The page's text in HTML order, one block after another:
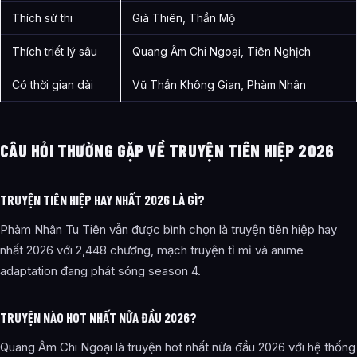
Thích sử thi Già Thiên, Thần Mộ
Thích triết lý sâu Quang Âm Chi Ngoại, Tiên Nghịch
Có thời gian dài Vũ Thần Không Gian, Phàm Nhân
CÂU HỎI THƯỜNG GẶP VỀ TRUYỆN TIÊN HIỆP 2026
TRUYỆN TIÊN HIỆP HAY NHẤT 2026 LÀ GÌ?
Phàm Nhân Tu Tiên vẫn được bình chọn là truyện tiên hiệp hay
nhất 2026 với 2,448 chương, mạch truyện tỉ mỉ và anime
adaptation đang phát sóng season 4.
TRUYỆN NÀO HOT NHẤT NỬA ĐẦU 2026?
Quang Âm Chi Ngoại là truyện hot nhất nửa đầu 2026 với hệ thống